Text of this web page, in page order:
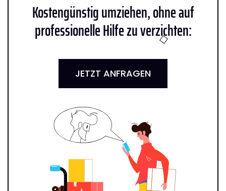
Kostengünstig umziehen, ohne auf
professionelle Hilfe zu verzichten:
JETZT ANFRAGEN